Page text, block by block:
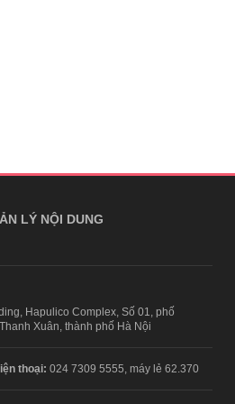
LÝ NỘI DUNG
Hapulico Complex, Số 01, phố
Xuân, thành phố Hà Nội
thoại: 024 7309 5555, máy lẻ 62.370